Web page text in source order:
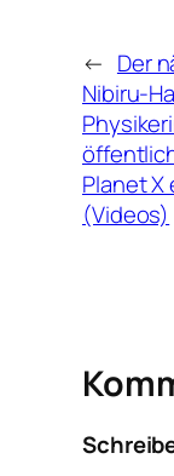
← Der
Nibiru-
Planet
(Videos)